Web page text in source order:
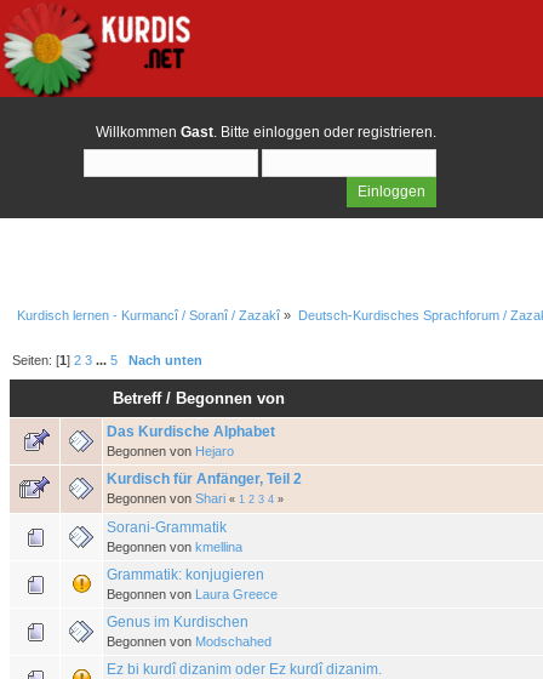
Willkommen Gast. Bitte einloggen oder registrieren.
Kurdisch lernen - Kurmancî / Soranî / Zazakî » Deutsch-Kurdisches Sprachforum /
Seiten: [1]2 3 ...5 Nach unten
Betreff/Begonnen von
Das Kurdische Alphabet
Begonnen von Hejaro
Kurdisch für Anfänger, Teil 2
Begonnen von Shari « 1 2 3 4 »
Sorani-Grammatik
Begonnen von kmellina
Grammatik: konjugieren
Begonnen von Laura Greece
Genus im Kurdischen
Begonnen von Modschahed
Ez bi kurdî dizanim oder Ez kurdî dizanim.